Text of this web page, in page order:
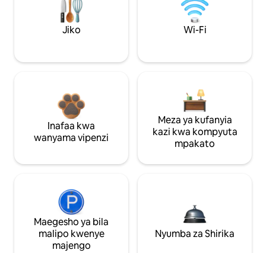
Jiko Wi-Fi
Inafaa kwa
wanyama vipenzi
Meza ya kufanyia
kazi kwa kompyuta
mpakato
Maegesho ya bila
malipo kwenye
majengo
Nyumba za Shirika